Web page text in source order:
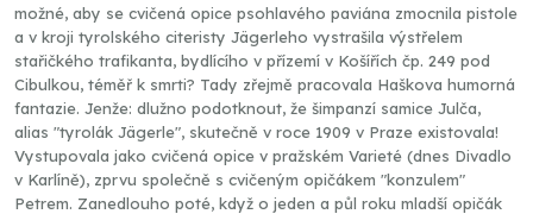
možné, aby se cvičená opice psohlavého paviána zmocnila pistole
a v kroji tyrolského citeristy Jägerleho vystrašila výstřelem
stařičkého trafikanta, bydlícího v přízemí v Košířích čp. 249 pod
Cibulkou, téměř k smrti? Tady zřejmě pracovala Haškova humorná
fantazie. Jenže: dlužno podotknout, že šimpanzí samice Julča,
alias "tyrolák Jägerle", skutečně v roce 1909 v Praze existovala!
Vystupovala jako cvičená opice v pražském Varieté (dnes Divadlo
v Karlíně), zprvu společně s cvičeným opičákem "konzulem"
Petrem. Zanedlouho poté, když o jeden a půl roku mladší opičák